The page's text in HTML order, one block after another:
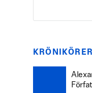
KRÖNIKÖRER